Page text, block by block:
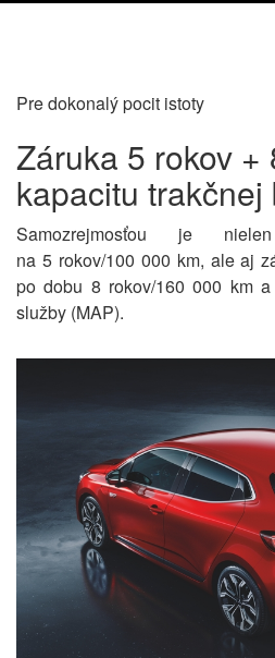
Pre dokonalý pocit istoty
Záruka 5 rokov +
kapacitu trakčnej
Samozrejmosťou je
na 5 rokov/100 000 km, ale aj
po dobu 8 rokov/160 000 km
služby (MAP).